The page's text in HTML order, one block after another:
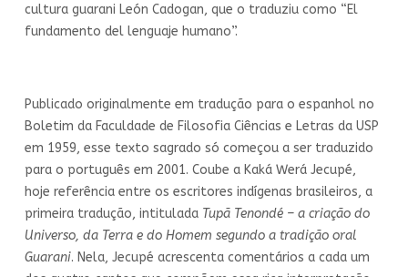
cultura guarani León Cadogan, que o traduziu como “El
fundamento del lenguaje humano”.
Publicado originalmente em tradução para o espanhol no
Boletim da Faculdade de Filosofia Ciências e Letras da USP
em 1959, esse texto sagrado só começou a ser traduzido
para o português em 2001. Coube a Kaká Werá Jecupé,
hoje referência entre os escritores indígenas brasileiros, a
primeira tradução, intitulada Tupã Tenondé – a criação do
Universo, da Terra e do Homem segundo a tradição oral
Guarani. Nela, Jecupé acrescenta comentários a cada um